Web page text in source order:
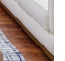
no lo olvides,